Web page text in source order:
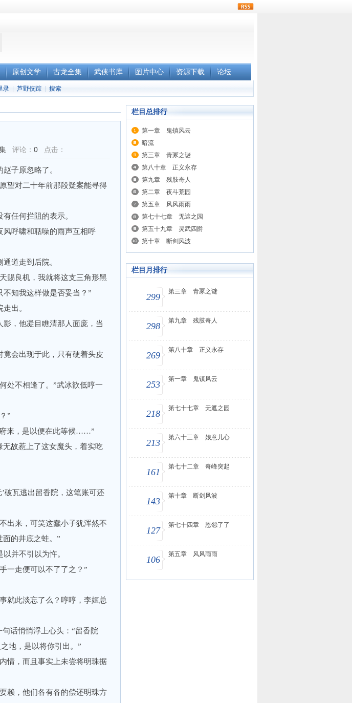
原创文学 古龙全集 武侠书库 图片中心 资源下载 论坛
录 芦野侠踪 搜索
评论： 0 点击：
子原忽略了。
望对二十年前那段疑案能寻得
任何拦阻的表示。
呼啸和聒噪的雨声互相呼
道走到后院。
赐良机，我就将这支三角形黑
知我这样做是否妥当？”
出。
，他凝目瞧清那人面庞，当
会出现于此，只有硬着头皮
不相逢了。”武冰歆低哼一
”
来，是以便在此等候……”
故惹上了这女魔头，着实吃
瓦逃出留香院，这笔账可还
来，可笑这蠢小子犹浑然不
的井底之蛙。”
并不引以为忤。
一走便可以不了了之？”
此淡忘了么？哼哼，李姬总
话悄悄浮上心头：“留香院
地，是以将你引出。”
情，而且事实上未尝将明珠据
赖，他们各有各的偿还明珠方
栏目总排行
第一章 鬼镇风云
暗流
第三章 青冢之谜
第八十章 正义永存
第九章 残肢奇人
第二章 夜斗荒园
第五章 风风雨雨
第七十七章 无遮之园
第五十九章 灵武四爵
第十章 断剑风波
栏目月排行
299
第三章 青冢之谜
298
第九章 残肢奇人
269
第八十章 正义永存
253
第一章 鬼镇风云
218
第七十七章 无遮之园
213
第六十三章 娘意儿心
161
第七十二章 奇峰突起
143
第十章 断剑风波
127
第七十四章 恩怨了了
106
第五章 风风雨雨